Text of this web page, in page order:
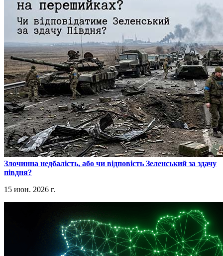
​Злочинна недбалість, або чи відповість Зеленський за здачу
півдня?
15 июн. 2026 г.